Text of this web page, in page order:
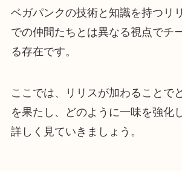
ベガパンクの技術と知識を持つリ
での仲間たちとは異なる視点でチ
る存在です。
ここでは、リリスが加わることで
を果たし、どのように一味を強化
詳しく見ていきましょう。